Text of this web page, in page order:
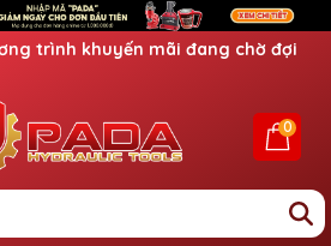
trình khuyến mãi đang chờ đợi
0